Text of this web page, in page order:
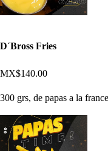
D´Bross Fries
MX$140.00
300 grs, de papas a la